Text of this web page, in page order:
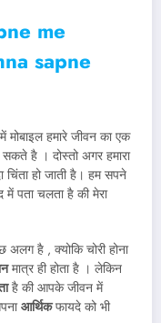
me
sapne
मोबाइल हमारे जीवन का एक
है । दोस्तो अगर हमारा
चिंता हो जाती है। हम सपने
में पता चलता है की मेरा
है , क्योकि चोरी होना
मात्र ही होता है । लेकिन
है की आपके जीवन में
आर्थिकफायदे को भी